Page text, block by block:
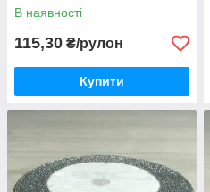
В наявності
115,30 ₴/рулон
Купити